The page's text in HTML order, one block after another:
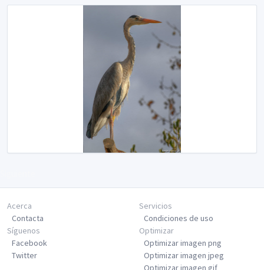
Acerca
Contacta
Servicios
Condiciones de uso
Síguenos
Facebook
Twitter
Optimizar
Optimizar imagen png
Optimizar imagen jpeg
Optimizar imagen gif